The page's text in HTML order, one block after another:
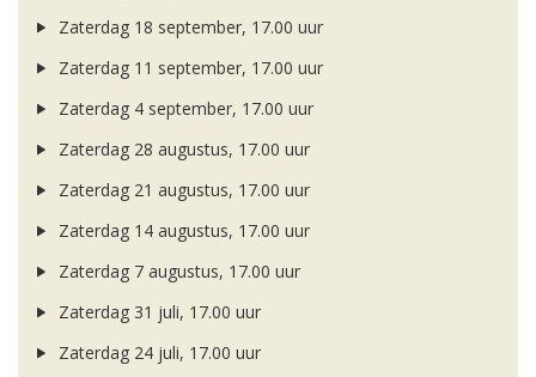
Zaterdag 18 september, 17.00 uur
Zaterdag 11 september, 17.00 uur
Zaterdag 4 september, 17.00 uur
Zaterdag 28 augustus, 17.00 uur
Zaterdag 21 augustus, 17.00 uur
Zaterdag 14 augustus, 17.00 uur
Zaterdag 7 augustus, 17.00 uur
Zaterdag 31 juli, 17.00 uur
Zaterdag 24 juli, 17.00 uur